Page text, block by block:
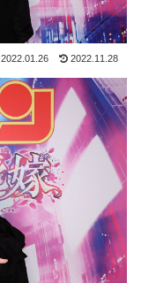
2022.01.26 2022.11.28